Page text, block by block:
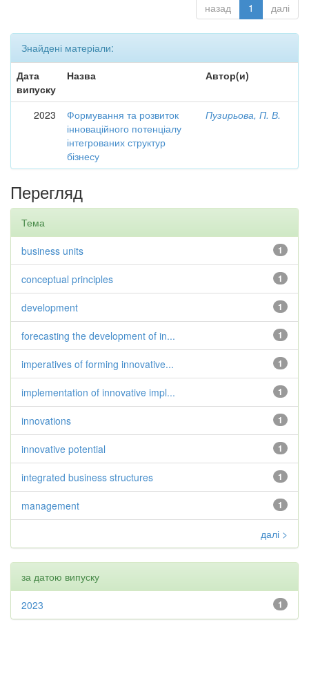
назад 1 далі
Знайдені матеріали:
Дата
випуску
Назва Автор(и)
2023
Формування та розвиток
інноваційного потенціалу
інтегрованих структур
бізнесу
Пузирьова, П. В.
Перегляд
Тема
1
business units
1
conceptual principles
1
development
1
forecasting the development of in...
1
imperatives of forming innovative...
1
implementation of innovative impl...
1
innovations
1
innovative potential
1
integrated business structures
1
management
далі >
за датою випуску
1
2023